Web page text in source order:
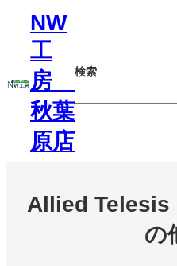
ッ
NW
工
房
秋葉
原店
検索
Allied